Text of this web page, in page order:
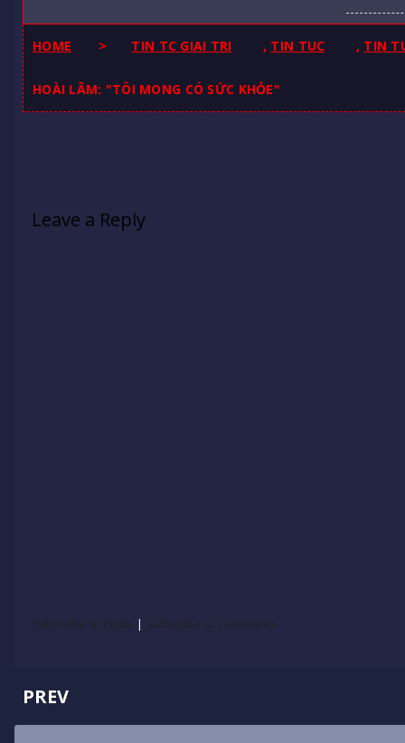
HOME > TIN TC GIAI TRI , TIN TUC , TIN
HOÀI LÂM: "TÔI MONG CÓ SỨC KHỎE"
Leave a Reply
Subscribe to Posts | Subscribe to Comments
PREV